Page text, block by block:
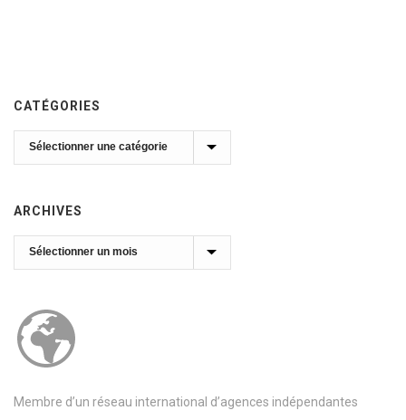
CATÉGORIES
Catégories
ARCHIVES
Archives
Membre d’un réseau international d’agences indépendantes